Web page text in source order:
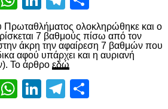
Πρωταθλήματος ολοκληρώθηκε και ο
7 βαθμούς πίσω από τον
άκρη την αφαίρεση 7 βαθμών που
αφού υπάρχει και η αυριανή
Το άρθρο εδώ
WhatsApp
LinkedIn
Telegram